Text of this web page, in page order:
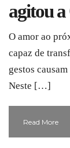
agitou
O amor ao
capaz de
gestos
Neste […]
Read More